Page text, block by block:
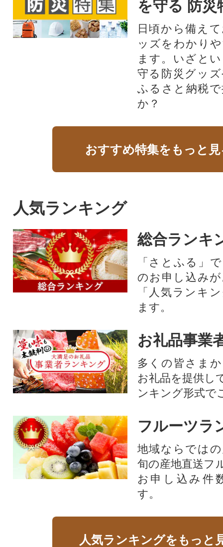
を守る 防災
日頃から備え
ッズをわかり
ます。いざと
守る防災グッ
ふるさと納税
か？
おすすめ特集をもっと
人気ランキング
総合ランキ
「さとふる」
のお申し込み
「人気ランキ
ます。
お礼品事業
多くの皆さま
お礼品を提供し
ンキング形式で
フルーツラ
地域ならでは
旬の産地直送フ
お申し込み件
す。
人気ランキングをもっと